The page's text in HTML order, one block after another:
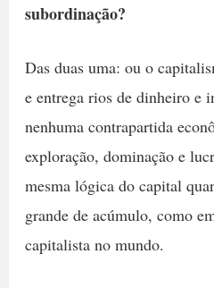
subordinação?
Das duas uma: ou o
e entrega rios de dinheiro e
nenhuma contrapartida
exploração, dominação e
mesma lógica do capital
grande de acúmulo, como
capitalista no mundo.